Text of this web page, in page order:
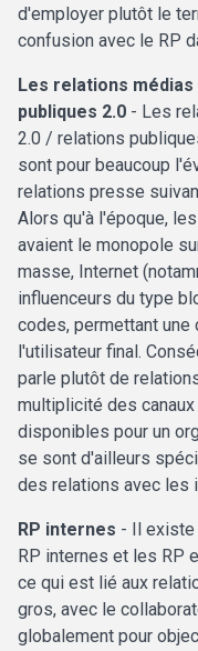
d'employer plutôt le
confusion avec le RP
Les relations
publiques 2.0 - Les
2.0 / relations
sont pour beaucoup
relations presse
Alors qu'à l'époque,
avaient le monopole
masse, Internet
influenceurs du type
codes, permettant une
l'utilisateur final.
parle plutôt de
multiplicité des
disponibles pour un
se sont d'ailleurs
des relations avec les
RP internes - Il existe
RP internes et les RP
ce qui est lié aux
gros, avec le
globalement pour